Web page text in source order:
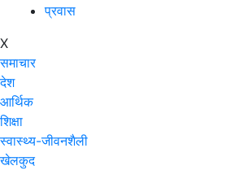
प्रवास
X
समाचार
देश
आर्थिक
शिक्षा
स्वास्थ्य-जीवनशैली
खेलकुद